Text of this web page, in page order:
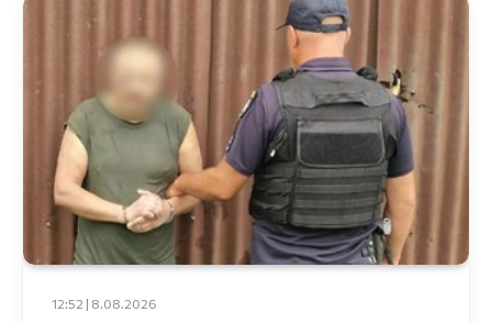
12:52 | 8.08.2026